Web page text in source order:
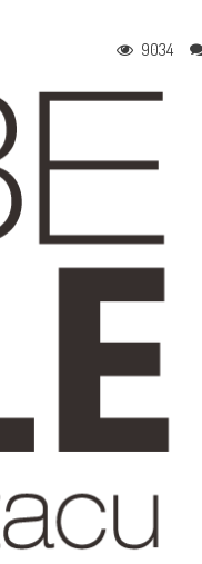
9034